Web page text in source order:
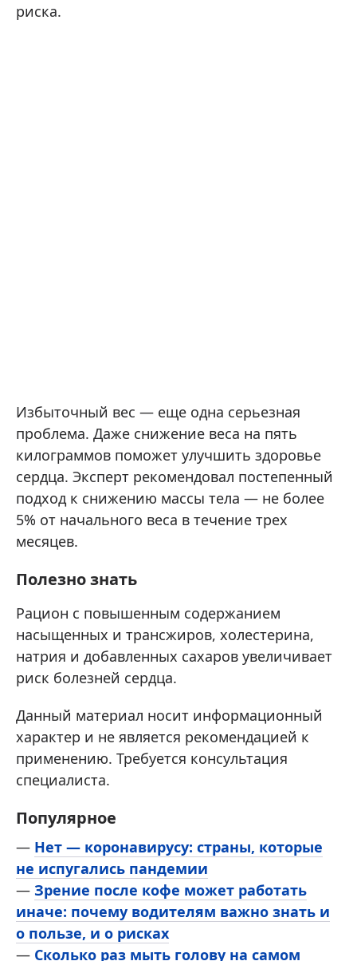
риска.
Избыточный вес — еще одна серьезная
проблема. Даже снижение веса на пять
килограммов поможет улучшить здоровье
сердца. Эксперт рекомендовал постепенный
подход к снижению массы тела — не более
5% от начального веса в течение трех
месяцев.
Полезно знать
Рацион с повышенным содержанием
насыщенных и трансжиров, холестерина,
натрия и добавленных сахаров увеличивает
риск болезней сердца.
Данный материал носит информационный
характер и не является рекомендацией к
применению. Требуется консультация
специалиста.
Популярное
— Нет — коронавирусу: страны, которые
не испугались пандемии
— Зрение после кофе может работать
иначе: почему водителям важно знать и
о пользе, и о рисках
— Сколько раз мыть голову на самом